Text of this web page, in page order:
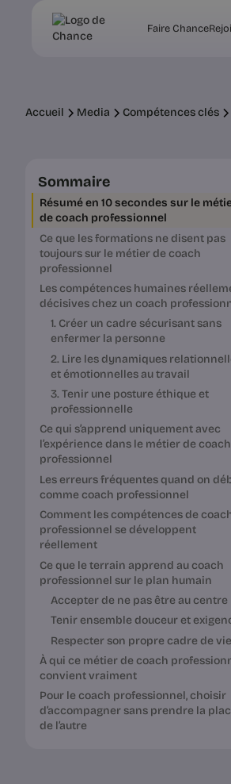
Faire Chance
Accueil Media Compétences clés
Sommaire
Résumé en 10 secondes sur le
de coach professionnel
Ce que les formations ne disent pas
toujours sur le métier de coach
professionnel
Les compétences humaines
décisives chez un coach
1. Créer un cadre sécurisant sans
enfermer la personne
2. Lire les dynamiques
et émotionnelles au travail
3. Tenir une posture éthique et
professionnelle
Ce qui s’apprend uniquement avec
l’expérience dans le métier de coach
professionnel
Les erreurs fréquentes quand on
comme coach professionnel
Comment les compétences de
professionnel se développent
réellement
Ce que le terrain apprend au coach
professionnel sur le plan humain
Accepter de ne pas être au centre
Tenir ensemble douceur et
Respecter son propre cadre de vie
À qui ce métier de coach
convient vraiment
Pour le coach professionnel, choisir
d’accompagner sans prendre la
de l’autre